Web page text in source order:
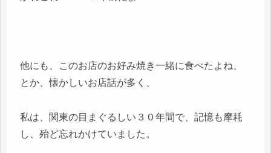
他にも、このお店のお好み焼き一緒に食べたよね、
とか、懐かしいお店話が多く、
私は、関東の目まぐるしい３０年間で、記憶も摩耗
し、殆ど忘れかけていました。